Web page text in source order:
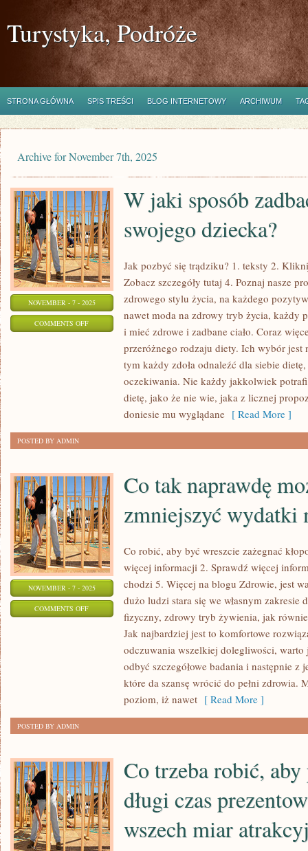
Turystyka, Podróże
STRONA GŁÓWNA SPIS TREŚCI BLOG INTERNETOWY ARCHIWUM
Archive for November 7th, 2025
NOVEMBER - 7 - 2025
COMMENTS OFFON
W jaki sposób
swojego dziecka?
Jak pozbyć się trądziku? 1. teksty 2.
Zobacz szczegóły tutaj 4. Poznaj nasze
zdrowego stylu życia, na każdego
nawet moda na zdrowy tryb życia, każdy
i mieć zdrowe i zadbane ciało. Coraz
przeróżnego rodzaju diety. Ich wybór
tym każdy zdoła odnaleźć dla siebie
oczekiwania. Nie każdy jakkolwiek potrafi
dietę, jako że nie wie, jaka z licznej
doniesie mu wyglądane [ Read More ]
POSTED BY ADMIN
NOVEMBER - 7 - 2025
COMMENTS OFFON
NA
LEKI?
Co tak naprawdę
zmniejszyć wydatki
Co robić, aby być wreszcie zażegnać
więcej informacji 2. Sprawdź więcej
chodzi 5. Więcej na blogu Zdrowie, jest
dużo ludzi stara się we własnym zakresie
fizyczny, zdrowy tryb żywienia, jak
Jak najbardziej jest to komfortowe
odczuwania wszelkiej dolegliwości, warto
odbyć szczegółowe badania i następnie z
które da szansę wrócić do pełni zdrowia.
poziom, iż nawet [ Read More ]
POSTED BY ADMIN
Co trzeba robić,
długi czas
wszech miar